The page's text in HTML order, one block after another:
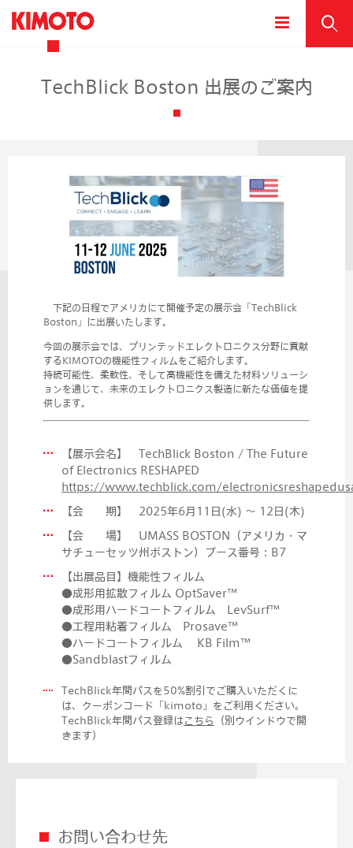
TechBlick Boston 出展のご案内
下記の日程でアメリカにて開催予定の展示会「TechBlick
Boston」に出展いたします。
今回の展示会では、プリンテッドエレクトロニクス分野に貢献
するKIMOTOの機能性フィルムをご紹介します。
持続可能性、柔軟性、そして高機能性を備えた材料ソリューシ
ョンを通じて、未来のエレクトロニクス製造に新たな価値を提
供します。
【展示会名】 TechBlick Boston / The Future
of Electronics RESHAPED
https://www.techblick.com/
【会 期】 2025年6月11日(水) 〜 12日(木)
【会 場】 UMASS BOSTON（アメリカ・マ
サチューセッツ州ボストン）ブース番号：B7
【出展品目】機能性フィルム
●成形用拡散フィルム OptSaver™
●成形用ハードコートフィルム LevSurf™
●工程用粘着フィルム Prosave™
●ハードコートフィルム KB Film™
●Sandblastフィルム
TechBlick年間パスを50%割引でご購入いただくに
は、クーポンコード「kimoto」をご利用ください。
TechBlick年間パス登録はこちら
（別ウインドウで開
きます）
お問い合わせ先